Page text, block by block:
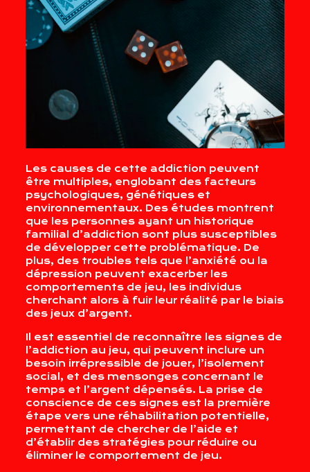
Les causes de cette addiction peuvent
être multiples, englobant des facteurs
psychologiques, génétiques et
environnementaux. Des études montrent
que les personnes ayant un historique
familial d’addiction sont plus susceptibles
de développer cette problématique. De
plus, des troubles tels que l’anxiété ou la
dépression peuvent exacerber les
comportements de jeu, les individus
cherchant alors à fuir leur réalité par le biais
des jeux d’argent.
Il est essentiel de reconnaître les signes de
l’addiction au jeu, qui peuvent inclure un
besoin irrépressible de jouer, l’isolement
social, et des mensonges concernant le
temps et l’argent dépensés. La prise de
conscience de ces signes est la première
étape vers une réhabilitation potentielle,
permettant de chercher de l’aide et
d’établir des stratégies pour réduire ou
éliminer le comportement de jeu.